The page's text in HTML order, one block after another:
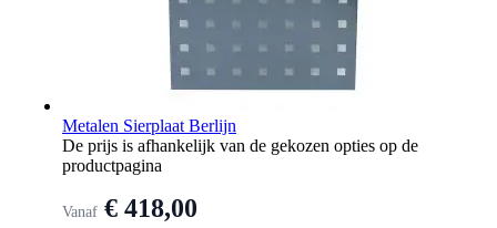
Metalen Sierplaat Berlijn
De prijs is afhankelijk van de gekozen opties op de
productpagina
Vanaf € 418,00